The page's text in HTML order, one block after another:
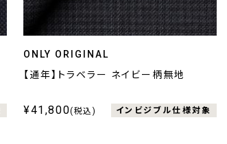
ONLY ORIGINAL
【通年】トラベラー ネイビー柄無地
¥41,800(税込) インビジブル仕様対象